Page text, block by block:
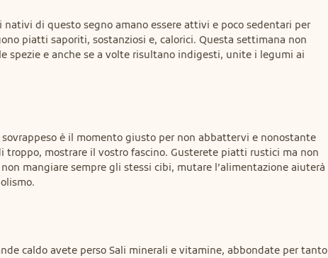
nativi di questo segno amano essere attivi e poco sedentari per
piatti saporiti, sostanziosi e, calorici. Questa settimana non
spezie e anche se a volte risultano indigesti, unite i legumi ai
è il momento giusto per non abbattervi e nonostante
troppo, mostrare il vostro fascino. Gusterete piatti rustici ma non
mangiare sempre gli stessi cibi, mutare l’alimentazione aiuterà
caldo avete perso Sali minerali e vitamine, abbondate per tanto